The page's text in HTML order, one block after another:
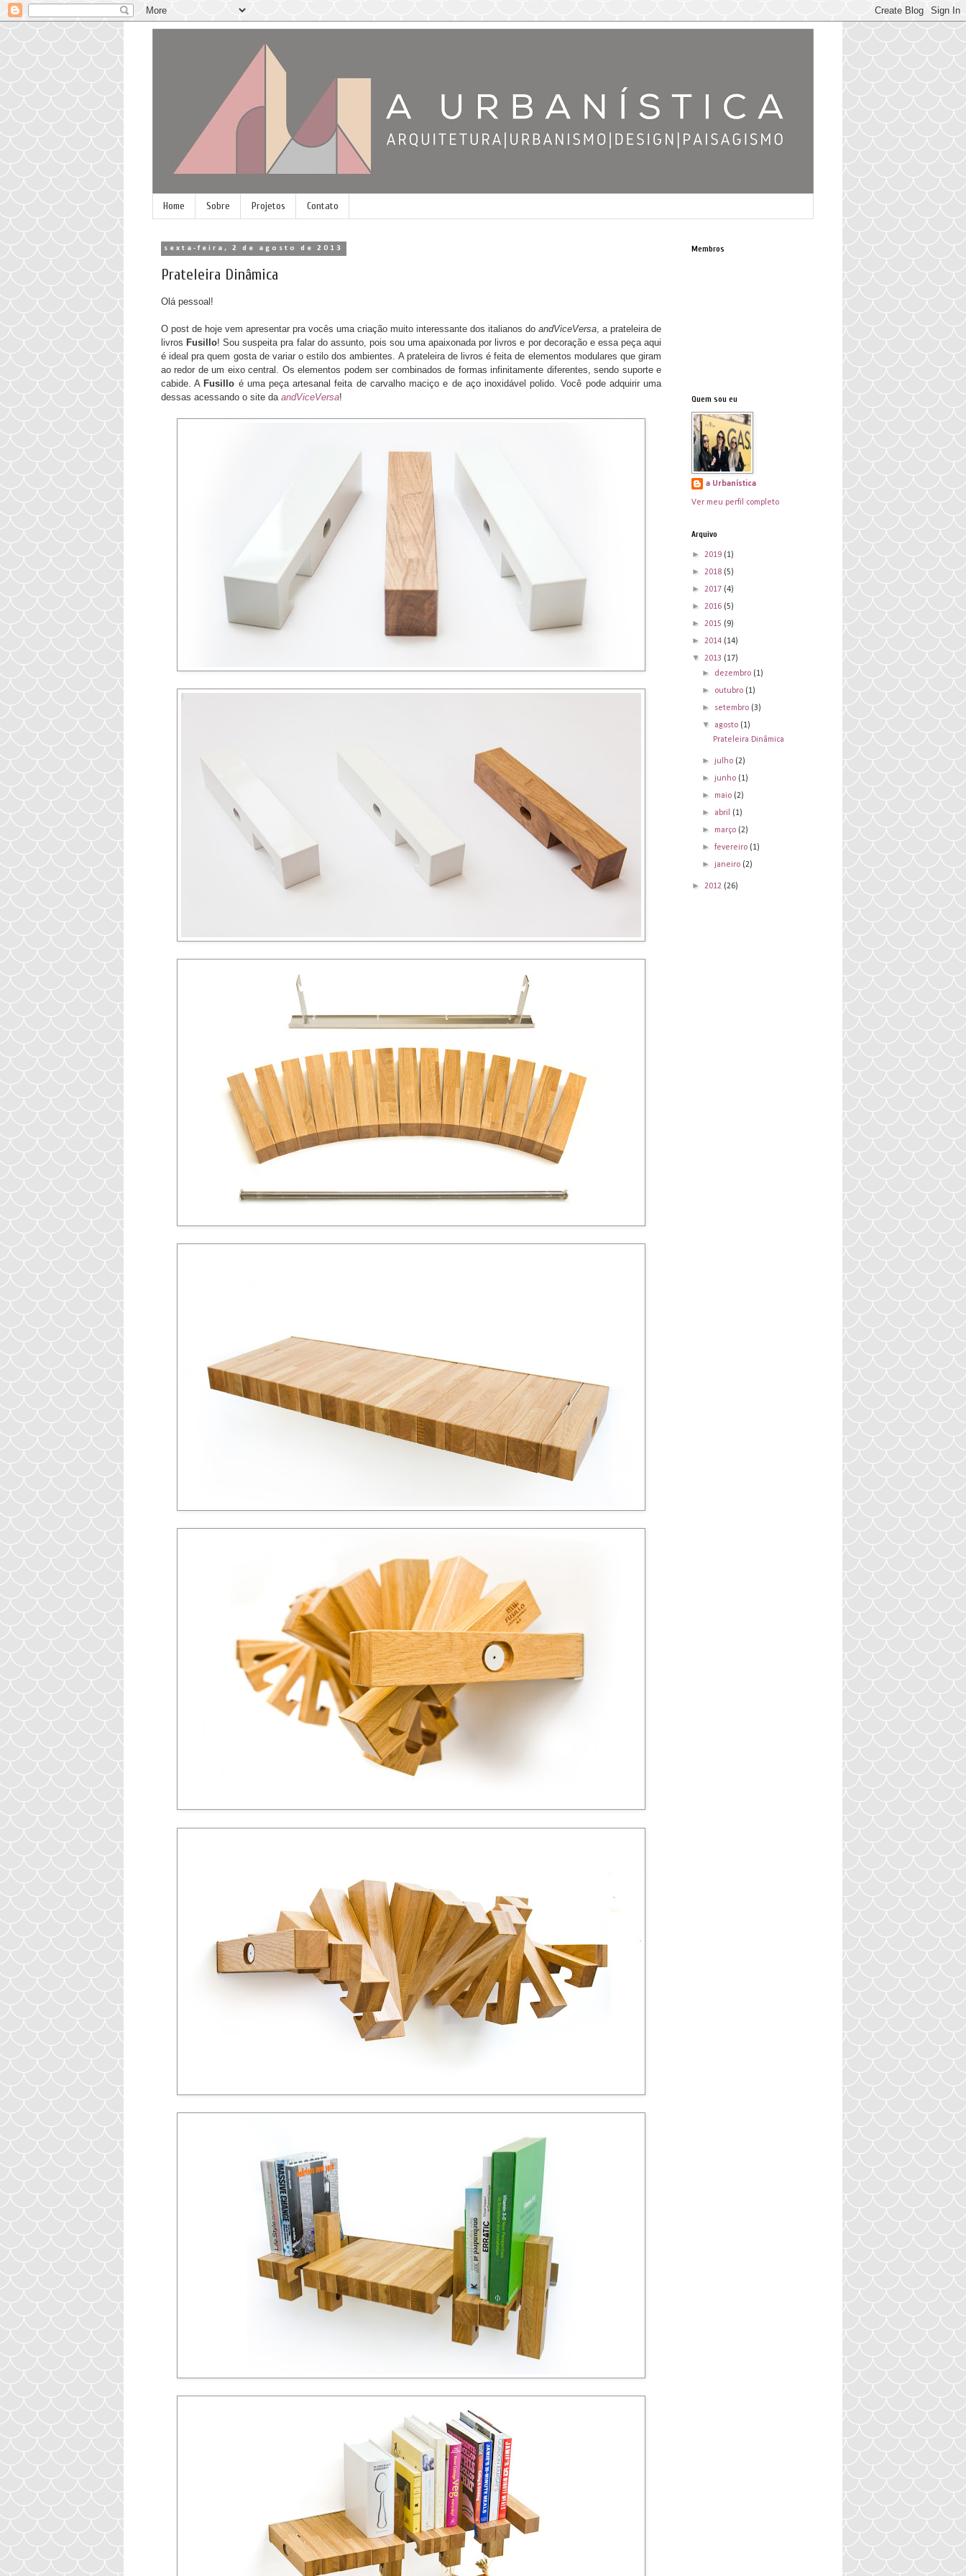
Home Sobre Projetos Contato
sexta-feira, 2 de agosto de 2013
Prateleira Dinâmica
Olá pessoal!
O post de hoje vem apresentar pra vocês uma criação muito interessante dos italianos do andViceVersa, a prateleira de
livros Fusillo! Sou suspeita pra falar do assunto, pois sou uma apaixonada por livros e por decoração e essa peça aqui
é ideal pra quem gosta de variar o estilo dos ambientes. A prateleira de livros é feita de elementos modulares que giram
ao redor de um eixo central. Os elementos podem ser combinados de formas infinitamente diferentes, sendo suporte e
cabide. A Fusillo é uma peça artesanal feita de carvalho maciço e de aço inoxidável polido. Você pode adquirir uma
dessas acessando o site da andViceVersa!
Membros
Quem sou eu
a Urbanística
Ver meu perfil completo
Arquivo
► 2019 (1)
► 2018 (5)
► 2017 (4)
► 2016 (5)
► 2015 (9)
► 2014 (14)
▼ 2013 (17)
► dezembro (1)
► outubro (1)
► setembro (3)
▼ agosto (1)
Prateleira Dinâmica
► julho (2)
► junho (1)
► maio (2)
► abril (1)
► março (2)
►fevereiro (1)
► janeiro (2)
► 2012 (26)